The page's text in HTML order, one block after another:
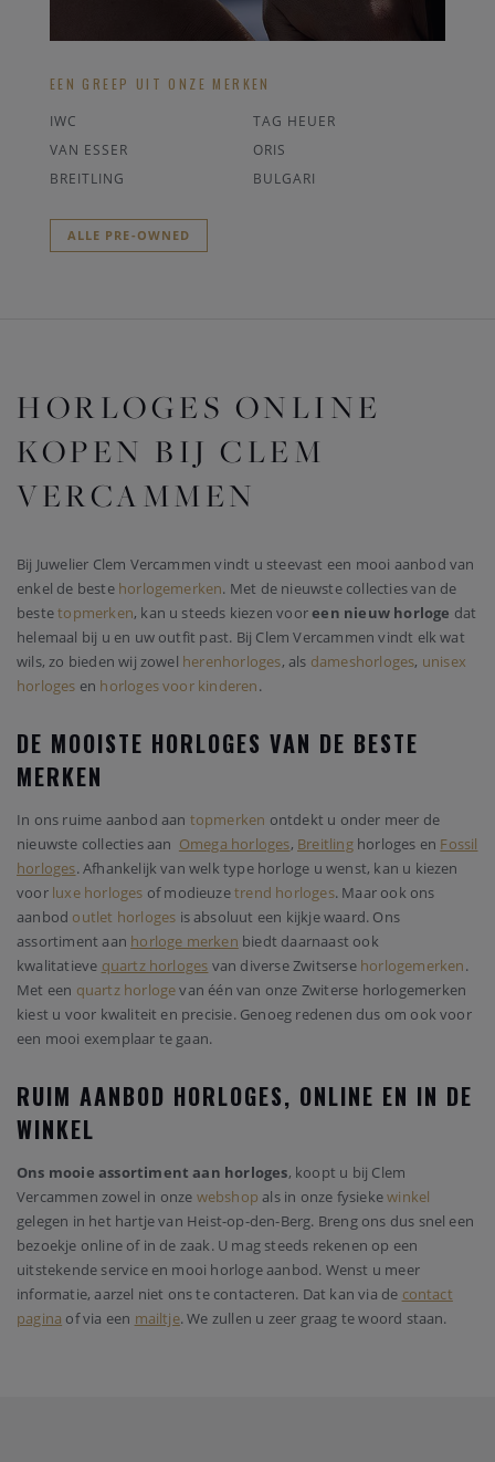
EEN GREEP UIT ONZE MERKEN
IWC
TAG HEUER
VAN ESSER
ORIS
BREITLING
BULGARI
ALLE PRE-OWNED
HORLOGES ONLINE
KOPEN BIJ CLEM
VERCAMMEN
Bij Juwelier Clem Vercammen vindt u steevast een mooi aanbod van
enkel de beste horlogemerken. Met de nieuwste collecties van de
bestetopmerken, kan u steeds kiezen vooreen nieuw horloge dat
helemaal bij u en uw outfit past. Bij Clem Vercammen vindt elk wat
wils, zo bieden wij zowel herenhorloges, als dameshorloges, unisex
horloges en horloges voor kinderen.
DE MOOISTE HORLOGES VAN DE BESTE
MERKEN
In ons ruime aanbod aan topmerken ontdekt u onder meer de
nieuwste collecties aan Omega horloges, Breitlinghorloges en Fossil
horloges. Afhankelijk van welk type horloge u wenst, kan u kiezen
voor luxe horloges of modieuzetrend horloges. Maar ook ons
aanbod outlet horloges is absoluut een kijkje waard. Ons
assortiment aan horloge merken biedt daarnaast ook
kwalitatieve quartz horloges van diverse Zwitserse horlogemerken.
Met een quartz horlogevan één van onze Zwiterse horlogemerken
kiest u voor kwaliteit en precisie. Genoeg redenen dus om ook voor
een mooi exemplaar te gaan.
RUIM AANBOD HORLOGES, ONLINE EN IN DE
WINKEL
Ons mooie assortiment aan horloges, koopt u bij Clem
Vercammen zowel in onze webshop als in onze fysiekewinkel
gelegen in het hartje van Heist-op-den-Berg. Breng ons dus snel een
bezoekje online of in de zaak. U mag steeds rekenen op een
uitstekende service en mooi horloge aanbod. Wenst u meer
informatie, aarzel niet ons te contacteren. Dat kan via de contact
pagina of via een mailtje. We zullen u zeer graag te woord staan.